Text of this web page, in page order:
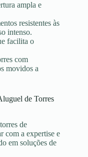
ampla e
resistentes às
intenso.
facilita o
com
movidos a
de Torres
de
com a expertise e
em soluções de